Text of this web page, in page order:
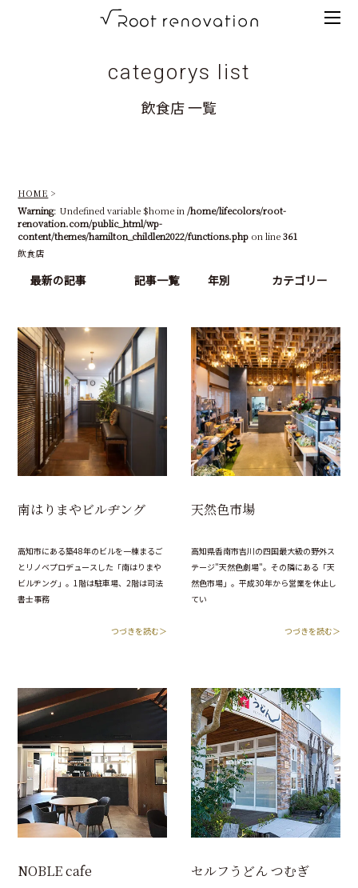
renovation
ノ
ベ
ョ
ン
categorys list
飲食店 一覧
HOME
Warning: Undefined variable $home in /home/lifecolors/root-
renovation.com/public_html/wp-
content/themes/hamilton_childlen2022/functions.php on line361
飲食店
最新の記事 記事一覧 年別 カテゴリー
南はりまやビルヂング
高知市にある築48年のビルを一棟まるご
とリノベプロデュースした「南はりまや
ビルヂング」。1階は駐車場、2階は司法
書士事務
つづきを読む＞
天然色市場
高知県香南市吉川の四国最大級の野外ス
テージ"天然色劇場"。その隣にある「天
然色市場」。平成30年から営業を休止し
てい
つづきを読む＞
NOBLE cafe セルフうどん つむぎ